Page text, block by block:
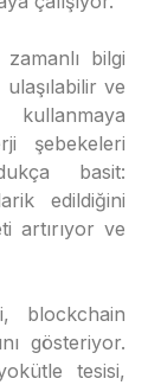
bilgi
ve
şebekeleri
basit:
edildiğini
artırıyor ve
blockchain
gösteriyor.
tesisi,